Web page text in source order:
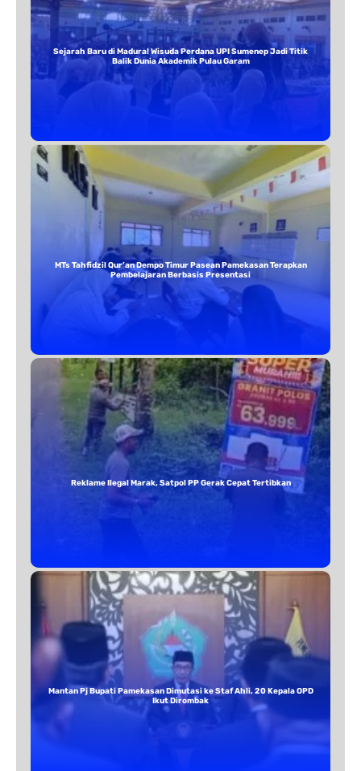
Sejarah Baru di Madura! Wisuda Perdana UPI Sumenep Jadi Titik
Balik Dunia Akademik Pulau Garam
MTs Tahfidzil Qur’an Dempo Timur Pasean Pamekasan Terapkan
Pembelajaran Berbasis Presentasi
Reklame Ilegal Marak, Satpol PP Gerak Cepat Tertibkan
Mantan Pj Bupati Pamekasan Dimutasi ke Staf Ahli, 20 Kepala OPD
Ikut Dirombak